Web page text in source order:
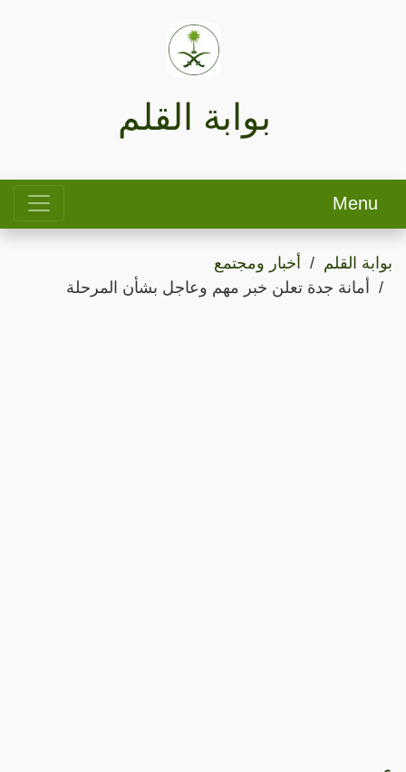
بوابة القلم
Menu
بوابة القلم
أخبار ومجتمع
أمانة جدة تعلن خبر مهم وعاجل بشأن المرحلة